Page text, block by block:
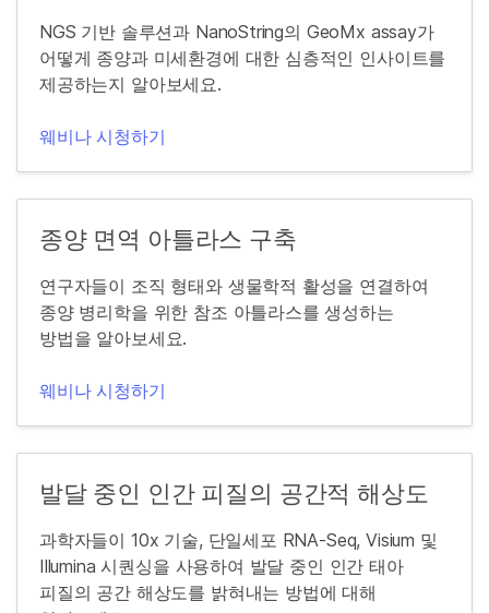
NGS 기반 솔루션과 NanoString의 GeoMx assay가
어떻게 종양과 미세환경에 대한 심층적인 인사이트를
제공하는지 알아보세요.
웨비나 시청하기
종양 면역 아틀라스 구축
연구자들이 조직 형태와 생물학적 활성을 연결하여
종양 병리학을 위한 참조 아틀라스를 생성하는
방법을 알아보세요.
웨비나 시청하기
발달 중인 인간 피질의 공간적 해상도
과학자들이 10x 기술, 단일세포 RNA-Seq, Visium 및
Illumina 시퀀싱을 사용하여 발달 중인 인간 태아
피질의 공간 해상도를 밝혀내는 방법에 대해